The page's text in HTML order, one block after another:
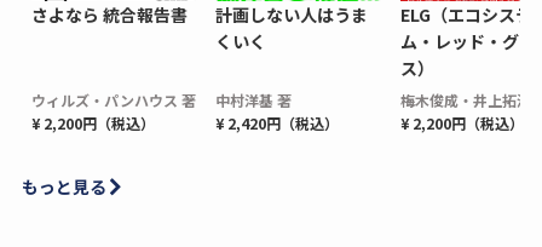
さよなら 統合報告書
ウィルズ・パンハウス 著
¥ 2,200円（税込）
計画しない人はうま
くいく
中村洋基 著
¥ 2,420円（税込）
ELG（エコシステ
ム・レッド・グロ
ス）
梅木俊成・井上拓海
¥ 2,200円（税込）
もっと見る